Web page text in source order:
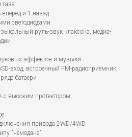
газа
и 1 назад
светодиодами.
руль-звук клаксона, медиа-
эффектов и музыки
вход, встроенный FM-радиоприемник,
батаери
с высоким протектором
привода 2WD/4WD
"чемодана"